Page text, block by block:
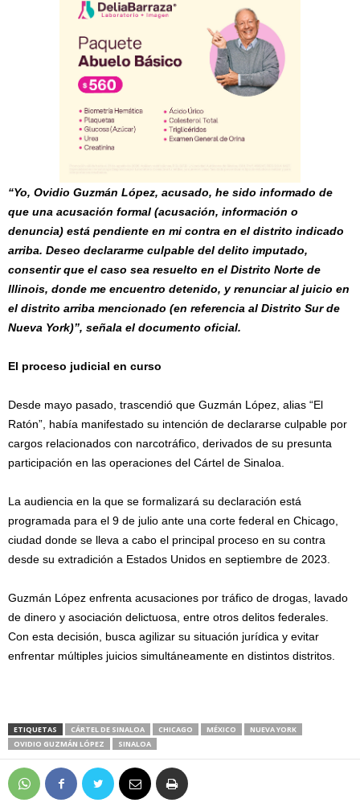
“Yo, Ovidio Guzmán López, acusado, he sido informado de
que una acusación formal (acusación, información o
denuncia) está pendiente en mi contra en el distrito indicado
arriba. Deseo declararme culpable del delito imputado,
consentir que el caso sea resuelto en el Distrito Norte de
Illinois, donde me encuentro detenido, y renunciar al juicio en
el distrito arriba mencionado (en referencia al Distrito Sur de
Nueva York)”, señala el documento oficial.
El proceso judicial en curso
Desde mayo pasado, trascendió que Guzmán López, alias “El
Ratón”, había manifestado su intención de declararse culpable por
cargos relacionados con narcotráfico, derivados de su presunta
participación en las operaciones del Cártel de Sinaloa.
La audiencia en la que se formalizará su declaración está
programada para el 9 de julio ante una corte federal en Chicago,
ciudad donde se lleva a cabo el principal proceso en su contra
desde su extradición a Estados Unidos en septiembre de 2023.
Guzmán López enfrenta acusaciones por tráfico de drogas, lavado
de dinero y asociación delictuosa, entre otros delitos federales.
Con esta decisión, busca agilizar su situación jurídica y evitar
enfrentar múltiples juicios simultáneamente en distintos distritos.
ETIQUETAS CÁRTEL DE SINALOA CHICAGO MÉXICO
NUEVA YORK
OVIDIO GUZMÁN LÓPEZ
SINALOA